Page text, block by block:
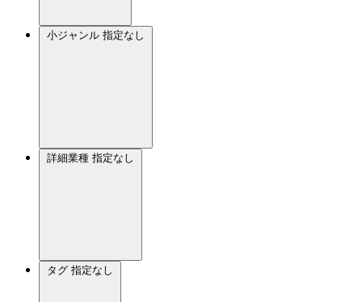
小ジャンル 指定なし
詳細業種 指定なし
タグ 指定なし